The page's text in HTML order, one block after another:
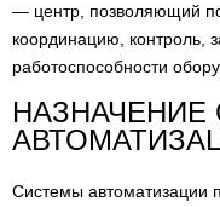
ETF/ HTF
ETF датчики
TTA комнатный
— центр, позволяющий
координацию, контроль,
работоспособности
НАЗНАЧЕНИЕ
Системы автоматизации